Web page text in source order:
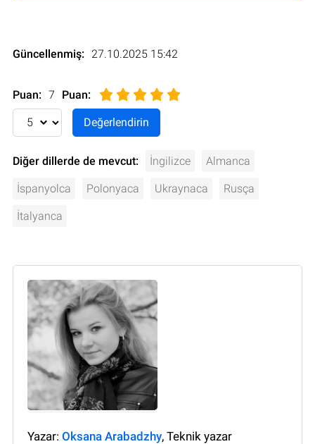
Güncellenmiş: 27.10.2025 15:42
Puan: 7 Puan:
Diğer dillerde de mevcut: İngilizce Almanca
İspanyolca Polonyaca Ukraynaca Rusça
İtalyanca
Yazar: Oksana Arabadzhy, Teknik yazar